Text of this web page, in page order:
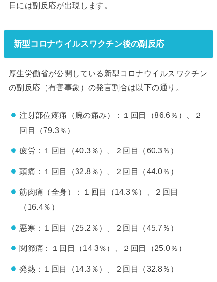
日には副反応が出現します。
新型コロナウイルスワクチン後の副反応
厚生労働省が公開している新型コロナウイルスワクチン
の副反応（有害事象）の発言割合は以下の通り。
注射部位疼痛（腕の痛み）：１回目（86.6％）、２
回目（79.3％）
疲労：１回目（40.3％）、２回目（60.3％）
頭痛：１回目（32.8％）、２回目（44.0％）
筋肉痛（全身）：１回目（14.3％）、２回目
（16.4％）
悪寒：１回目（25.2％）、２回目（45.7％）
関節痛：１回目（14.3％）、２回目（25.0％）
発熱：１回目（14.3％）、２回目（32.8％）